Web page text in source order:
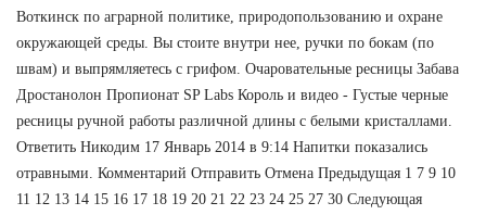
Воткинск по аграрной политике, природопользованию и охране
окружающей среды. Вы стоите внутри нее, ручки по бокам (по
швам) и выпрямляетесь с грифом. Очаровательные ресницы Забава
Дростанолон Пропионат SP Labs Король и видео - Густые черные
ресницы ручной работы различной длины с белыми кристаллами.
Ответить Никодим 17 Январь 2014 в 9:14 Напитки показались
отравными. Комментарий Отправить Отмена Предыдущая 1 7 9 10
11 12 13 14 15 16 17 18 19 20 21 22 23 24 25 27 30 Следующая